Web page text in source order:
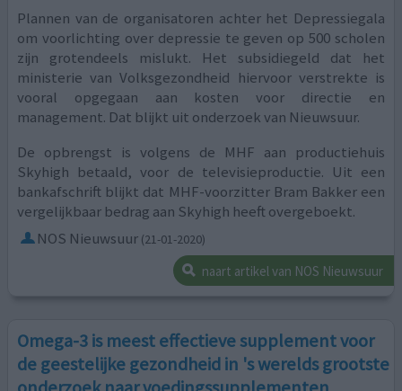
Plannen van de organisatoren achter het Depressiegala
om voorlichting over depressie te geven op 500 scholen
zijn grotendeels mislukt. Het subsidiegeld dat het
ministerie van Volksgezondheid hiervoor verstrekte is
vooral opgegaan aan kosten voor directie en
management. Dat blijkt uit onderzoek van Nieuwsuur.
De opbrengst is volgens de MHF aan productiehuis
Skyhigh betaald, voor de televisieproductie. Uit een
bankafschrift blijkt dat MHF-voorzitter Bram Bakker een
vergelijkbaar bedrag aan Skyhigh heeft overgeboekt.
NOS Nieuwsuur (21-01-2020)
naart artikel van NOS Nieuwsuur
Omega-3 is meest effectieve supplement voor
de geestelijke gezondheid in 's werelds grootste